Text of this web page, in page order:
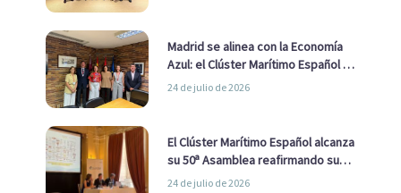
Madrid se alinea con la Economía
Azul: el Clúster Marítimo Español y
la Real Liga Naval avanzan alianzas
24 de julio de 2026
El Clúster Marítimo Español alcanza
su 50ª Asamblea reafirmando su
liderazgo en la Economía Azul
24 de julio de 2026